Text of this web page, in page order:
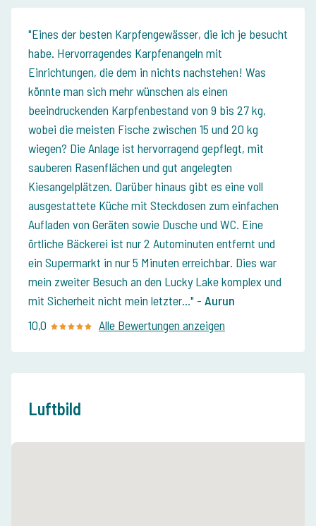
Eines der besten Karpfengewässer, die ich je besucht
habe. Hervorragendes Karpfenangeln mit
Einrichtungen, die dem in nichts nachstehen! Was
könnte man sich mehr wünschen als einen
beeindruckenden Karpfenbestand von 9 bis 27 kg,
wobei die meisten Fische zwischen 15 und 20 kg
wiegen? Die Anlage ist hervorragend gepflegt, mit
sauberen Rasenflächen und gut angelegten
Kiesangelplätzen. Darüber hinaus gibt es eine voll
ausgestattete Küche mit Steckdosen zum einfachen
Aufladen von Geräten sowie Dusche und WC. Eine
örtliche Bäckerei ist nur 2 Autominuten entfernt und
ein Supermarkt in nur 5 Minuten erreichbar. Dies war
mein zweiter Besuch an den Lucky Lake komplex und
mit Sicherheit nicht mein letzter... - Aurun
10,0
Alle Bewertungen anzeigen
Luftbild